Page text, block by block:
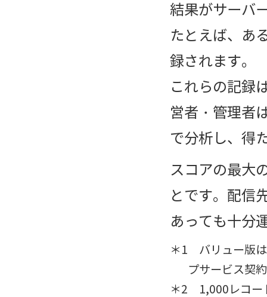
結果がサーバ
たとえば、あ
録されます。
これらの記録
営者・管理者
で分析し、得
スコアの最大
とです。配信
あっても十分
バリュー版
プサービス契
1,000レコー